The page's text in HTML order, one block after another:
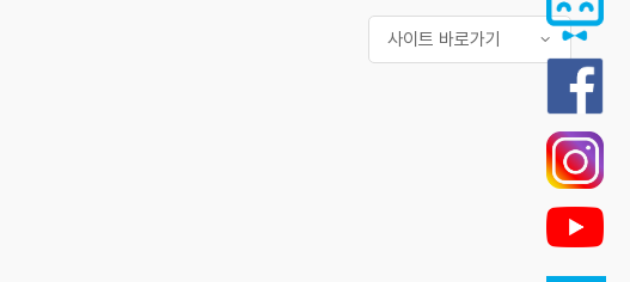
사이트 바로가기